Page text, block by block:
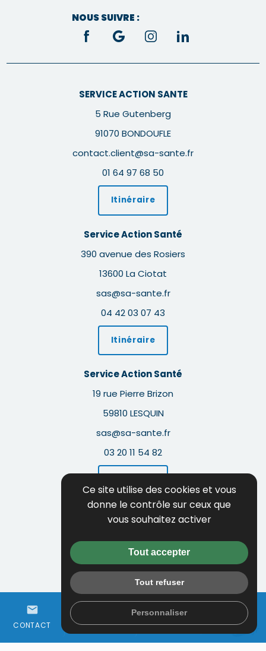
mail
CONTACT 01 64 97 68 50 WHATSAPP
person
ESPACE
NOUS SUIVRE :
SERVICE ACTION SANTE
5 Rue Gutenberg
91070 BONDOUFLE
contact.client@sa-sante.fr
01 64 97 68 50
Itinéraire
Service Action Santé
390 avenue des Rosiers
13600 La Ciotat
sas@sa-sante.fr
04 42 03 07 43
Itinéraire
Service Action Santé
19 rue Pierre Brizon
59810 LESQUIN
sas@sa-sante.fr
03 20 11 54 82
Guide local
Mentions légales
Politique de confidentialité
Flux RSS
Gestion des cookies
Ce site utilise des cookies et vous
donne le contrôle sur ceux que
vous souhaitez activer
Tout accepter
Tout refuser
Personnaliser